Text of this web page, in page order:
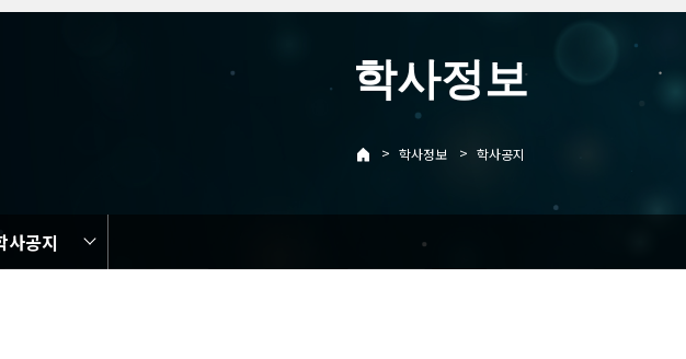
학사정보
> 학사정보 > 학사공지
사공지